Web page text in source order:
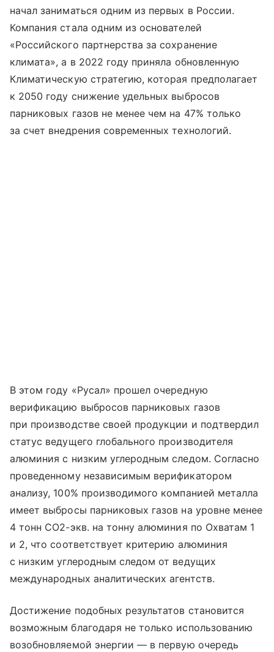
начал заниматься одним из первых в России.
Компания стала одним из основателей
«Российского партнерства за сохранение
климата», а в 2022 году приняла обновленную
Климатическую стратегию, которая предполагает
к 2050 году снижение удельных выбросов
парниковых газов не менее чем на 47% только
за счет внедрения современных технологий.
В этом году «Русал» прошел очередную
верификацию выбросов парниковых газов
при производстве своей продукции и подтвердил
статус ведущего глобального производителя
алюминия с низким углеродным следом. Согласно
проведенному независимым верификатором
анализу, 100% производимого компанией металла
имеет выбросы парниковых газов на уровне менее
4 тонн СО2-экв. на тонну алюминия по Охватам 1
и 2, что соответствует критерию алюминия
с низким углеродным следом от ведущих
международных аналитических агентств.
Достижение подобных результатов становится
возможным благодаря не только использованию
возобновляемой энергии — в первую очередь